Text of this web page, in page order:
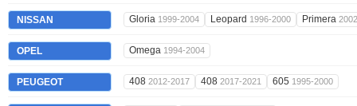
NISSAN Gloria 1999-2004 Leopard 1996-2000 Primera
OPEL Omega 1994-2004
PEUGEOT 408 2012-2017 408 2017-2021 605 1995-2000